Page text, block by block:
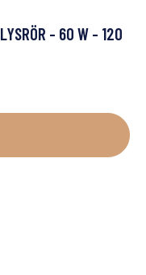
- 60 W - 120